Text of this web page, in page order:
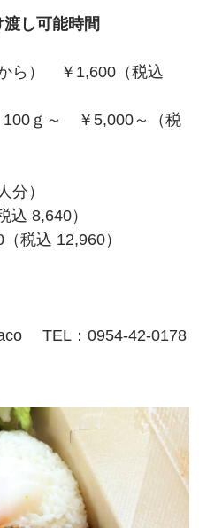
し可能時間
ら） ￥1,600（税込
ｇ～ ￥5,000～（税
分）
込 8,640）
税込 12,960）
TEL：0954-42-0178